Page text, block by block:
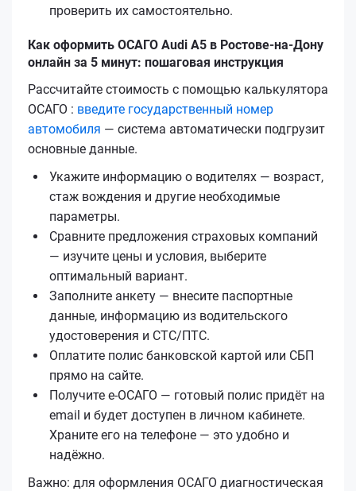
проверить их самостоятельно.
Как оформить ОСАГО Audi A5 в Ростове-на-Дону
онлайн за 5 минут: пошаговая инструкция
Рассчитайте стоимость с помощью калькулятора
ОСАГО : введите государственный номер
автомобиля — система автоматически подгрузит
основные данные.
Укажите информацию о водителях — возраст,
стаж вождения и другие необходимые
параметры.
Сравните предложения страховых компаний
— изучите цены и условия, выберите
оптимальный вариант.
Заполните анкету — внесите паспортные
данные, информацию из водительского
удостоверения и СТС/ПТС.
Оплатите полис банковской картой или СБП
прямо на сайте.
Получите е‑ОСАГО — готовый полис придёт на
email и будет доступен в личном кабинете.
Храните его на телефоне — это удобно и
надёжно.
Важно: для оформления ОСАГО диагностическая